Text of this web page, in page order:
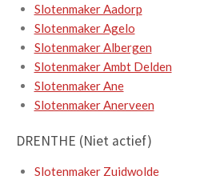
Slotenmaker Aadorp
Slotenmaker Agelo
Slotenmaker Albergen
Slotenmaker Ambt Delden
Slotenmaker Ane
Slotenmaker Anerveen
DRENTHE (Niet actief)
Slotenmaker Zuidwolde